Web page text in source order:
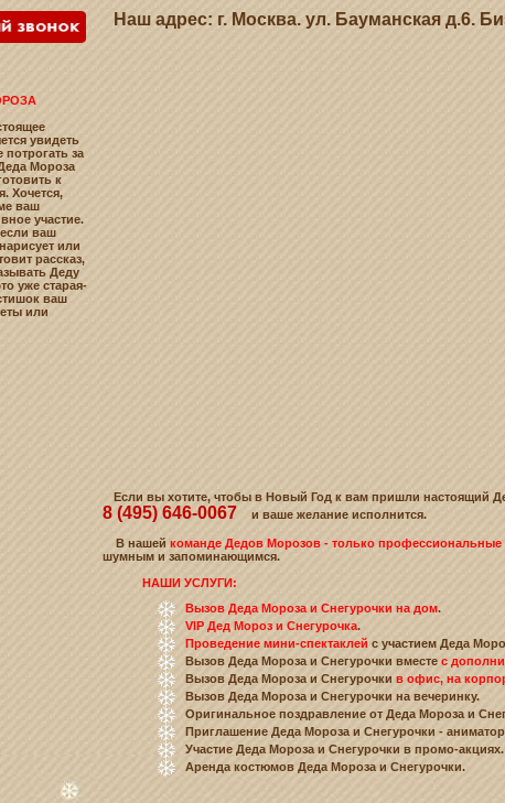
увидеть
за
Мороза
к
Хочется,
ваш
участие.
ваш
или
рассказ,
Деду
уже старая-
ваш
или
Наш адрес: г. Москва. ул. Бауманская д.6.
Если вы хотите, чтобы в Новый Год к вам пришли настоящий
8 (495) 646-0067 и ваше желание исполнится.
В нашей команде Дедов Морозов - только профессиональные
шумным и запоминающимся.
НАШИ УСЛУГИ:
Вызов Деда Мороза и Снегурочки на дом.
VIP Дед Мороз и Снегурочка.
Проведение мини-спектаклей с участием Деда
Вызов Деда Мороза и Снегурочки вместе с
Вызов Деда Мороза и Снегурочки в офис, на
Вызов Деда Мороза и Снегурочки на вечеринку.
Оригинальное поздравление от Деда Мороза и
Приглашение Деда Мороза и Снегурочки -
Участие Деда Мороза и Снегурочки в промо-акциях.
Аренда костюмов Деда Мороза и Снегурочки.